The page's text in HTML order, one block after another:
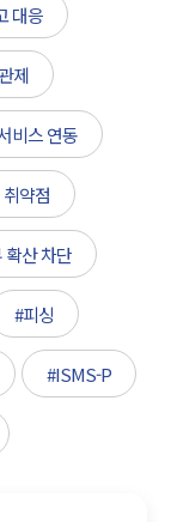
대응
제
비스 연동
약점
확산 차단
#피싱
#ISMS-P